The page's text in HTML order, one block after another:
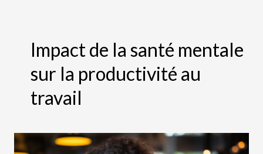
Impact de la santé mentale
sur la productivité au
travail